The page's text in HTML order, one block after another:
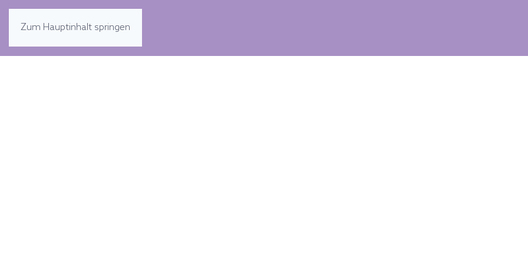
Zum Hauptinhalt springen